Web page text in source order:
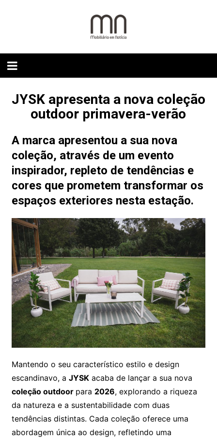
JYSK apresenta a nova coleção
outdoor primavera-verão
A marca apresentou a sua nova
coleção, através de um evento
inspirador, repleto de tendências e
cores que prometem transformar os
espaços exteriores nesta estação.
Mantendo o seu característico estilo e design
escandinavo, a JYSKacaba de lançar a sua nova
coleção outdoor para 2026, explorando a riqueza
da natureza e a sustentabilidade com duas
tendências distintas. Cada coleção oferece uma
abordagem única ao design, refletindo uma